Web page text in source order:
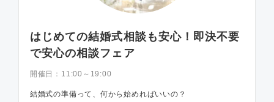
はじめての結婚式相談も安心！即決不要
で安心の相談フェア
開催日： 11:00～19:00
結婚式の準備って、何から始めればいいの？